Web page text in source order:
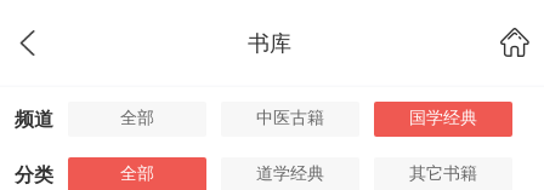
书库
频道 全部 中医古籍 国学经典
分类 全部 道学经典 其它书籍